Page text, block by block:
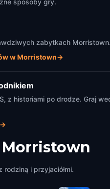
sposoby gry.
zabytkach
w Morristown→
z historiami po drodze. Graj
→
Morristown
i przyjaciółmi.